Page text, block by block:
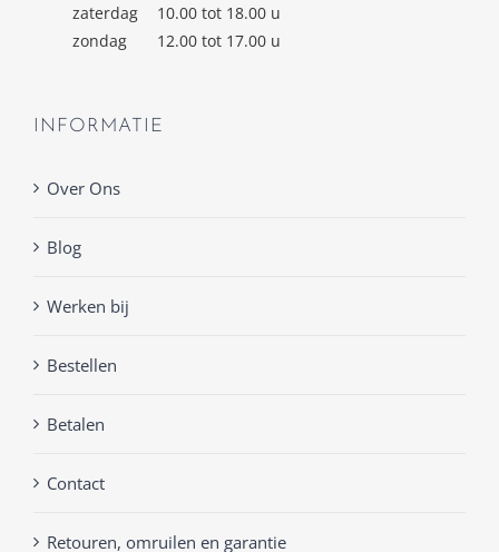
zaterdag
10.00 tot 18.00 u
zondag
12.00 tot 17.00 u
INFORMATIE
Over Ons
Blog
Werken bij
Bestellen
Betalen
Contact
Retouren, omruilen en garantie